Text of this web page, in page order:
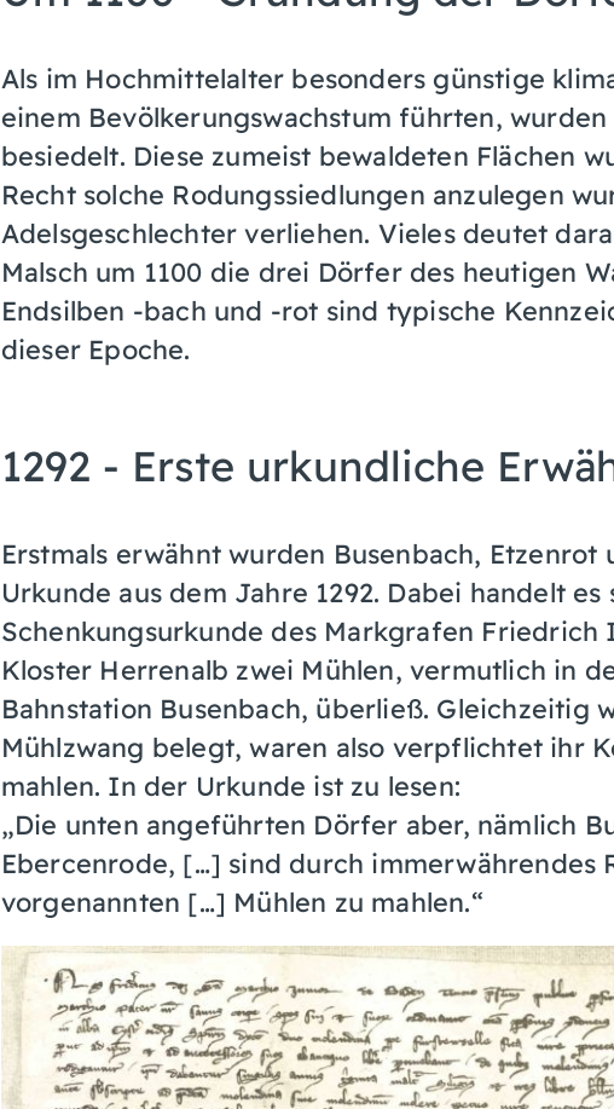
Als im Hochmittelalter besonders günstige
einem Bevölkerungswachstum führten,
besiedelt. Diese zumeist bewaldeten Flächen
Recht solche Rodungssiedlungen anzulegen
Adelsgeschlechter verliehen. Vieles deutet
Malsch um 1100 die drei Dörfer des heutigen
Endsilben -bach und -rot sind typische
dieser Epoche.
1292 - Erste urkundliche
Erstmals erwähnt wurden Busenbach,
Urkunde aus dem Jahre 1292. Dabei handelt es
Schenkungsurkunde des Markgrafen Friedrich
Kloster Herrenalb zwei Mühlen, vermutlich in
Bahnstation Busenbach, überließ. Gleichzeitig
Mühlzwang belegt, waren also verpflichtet ihr
mahlen. In der Urkunde ist zu lesen:
„Die unten angeführten Dörfer aber, nämlich
Ebercenrode, […] sind durch immerwährendes
vorgenannten […] Mühlen zu mahlen.“